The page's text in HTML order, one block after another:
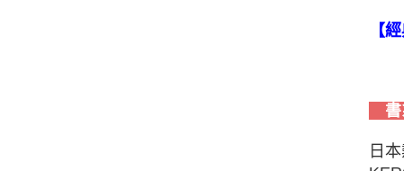
【
書
日